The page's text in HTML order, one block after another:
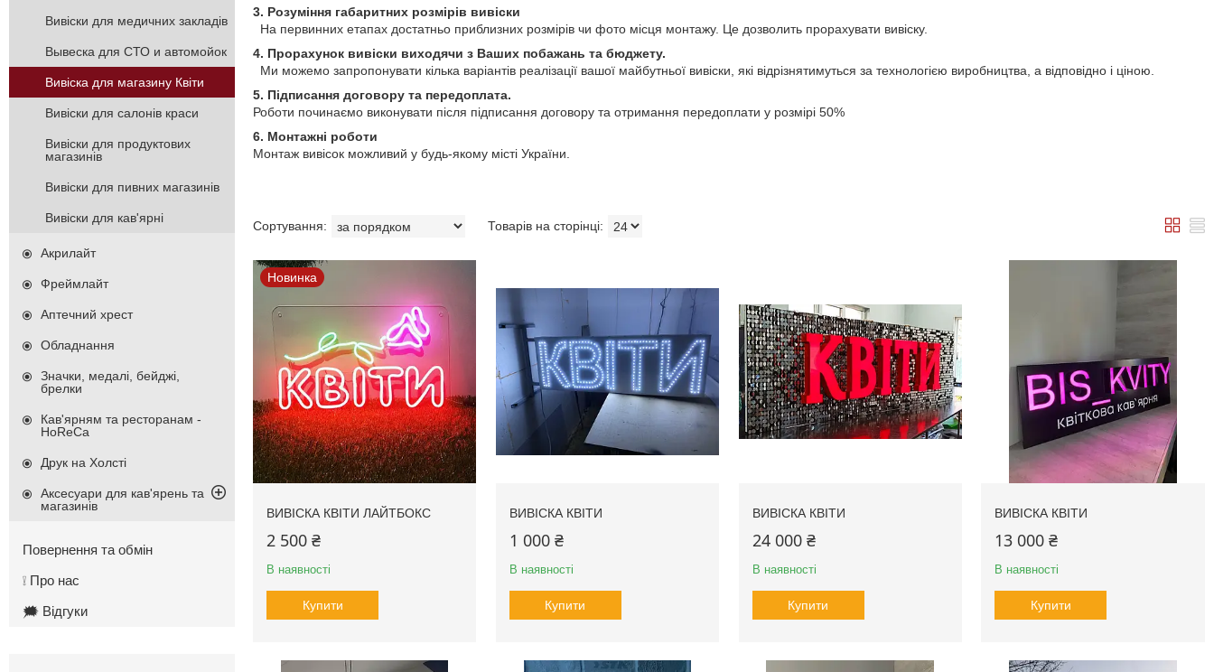
3. Розуміння габаритних розмірів вивіски
На первинних етапах достатньо приблизних розмірів чи фото місця монтажу. Це дозволить прорахувати вивіску.
4. Прорахунок вивіски виходячи з Ваших побажань та бюджету.
Ми можемо запропонувати кілька варіантів реалізації вашої майбутньої вивіски, які відрізнятимуться за технологією виробництва, а відповідно і ціною.
5. Підписання договору та передоплата.
Роботи починаємо виконувати після підписання договору та отримання передоплати у розмірі 50%
6. Монтажні роботи
Монтаж вивісок можливий у будь-якому місті України.
Новинка
ВИВІСКА КВІТИ ЛАЙТБОКС
2 500 ₴
В наявності
Купити
ВИВІСКА КВІТИ
1 000 ₴
В наявності
Купити
ВИВІСКА КВІТИ
24 000 ₴
В наявності
Купити
ВИВІСКА КВІТИ
13 000 ₴
В наявності
Купити
Вивіски для медичних закладів
Вывеска для СТО и автомойок
Вивіска для магазину Квіти
Вивіски для салонів краси
Вивіски для продуктових
магазинів
Вивіски для пивних магазинів
Вивіски для кав'ярні
Акрилайт
Фреймлайт
Аптечний хрест
Обладнання
Значки, медалі, бейджі,
брелки
Кав'ярням та ресторанам -
HoReCa
Друк на Холсті
Аксесуари для кав'ярень та
магазинів
Повернення та обмін
❕ Про нас
🗯️ Відгуки